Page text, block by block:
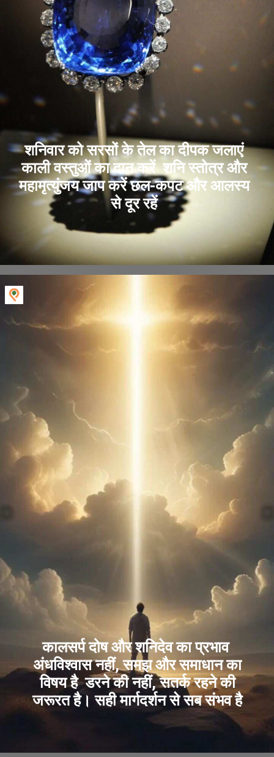
शनिवार को सरसों के तेल का दीपक जलाएं
काली वस्तुओं का दान करें शनि स्तोत्र और
महामृत्युंजय जाप करें छल-कपट और आलस्य
से दूर रहें
कालसर्प दोष और शनिदेव का प्रभाव
अंधविश्वास नहीं, समझ और समाधान का
विषय है डरने की नहीं, सतर्क रहने की
जरूरत है। सही मार्गदर्शन से सब संभव है